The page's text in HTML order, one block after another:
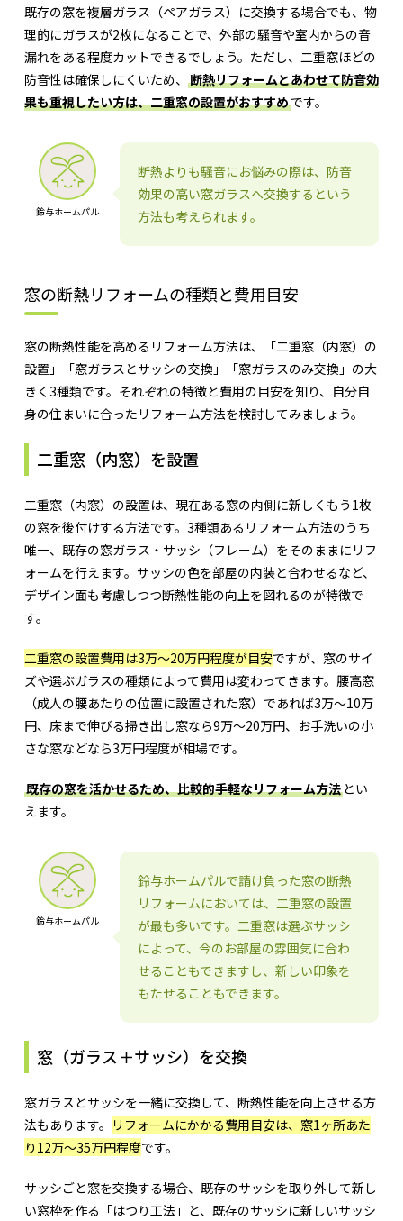
既存の窓を複層ガラス（ペアガラス）に交換する場合でも、物
理的にガラスが2枚になることで、外部の騒音や室内からの音
漏れをある程度カットできるでしょう。ただし、二重窓ほどの
防音性は確保しにくいため、 断熱リフォームとあわせて防音効
果も重視したい方は、二重窓の設置がおすすめです。
鈴与ホームパル
断熱よりも騒音にお悩みの際は、防音
効果の高い窓ガラスへ交換するという
方法も考えられます。
窓の断熱リフォームの種類と費用目安
窓の断熱性能を高めるリフォーム方法は、「二重窓（内窓）の
設置」「窓ガラスとサッシの交換」「窓ガラスのみ交換」の大
きく3種類です。それぞれの特徴と費用の目安を知り、自分自
身の住まいに合ったリフォーム方法を検討してみましょう。
二重窓（内窓）を設置
二重窓（内窓）の設置は、現在ある窓の内側に新しくもう1枚
の窓を後付けする方法です。3種類あるリフォーム方法のうち
唯一、既存の窓ガラス・サッシ（フレーム）をそのままにリフ
ォームを行えます。サッシの色を部屋の内装と合わせるなど、
デザイン面も考慮しつつ断熱性能の向上を図れるのが特徴で
す。
二重窓の設置費用は3万～20万円程度が目安ですが、窓のサイ
ズや選ぶガラスの種類によって費用は変わってきます。腰高窓
（成人の腰あたりの位置に設置された窓）であれば3万～10万
円、床まで伸びる掃き出し窓なら9万～20万円、お手洗いの小
さな窓などなら3万円程度が相場です。
既存の窓を活かせるため、比較的手軽なリフォーム方法とい
えます。
鈴与ホームパル
鈴与ホームパルで請け負った窓の断熱
リフォームにおいては、二重窓の設置
が最も多いです。二重窓は選ぶサッシ
によって、今のお部屋の雰囲気に合わ
せることもできますし、新しい印象を
もたせることもできます。
窓（ガラス＋サッシ）を交換
窓ガラスとサッシを一緒に交換して、断熱性能を向上させる方
法もあります。 リフォームにかかる費用目安は、窓1ヶ所あた
り12万〜35万円程度です。
サッシごと窓を交換する場合、既存のサッシを取り外して新し
い窓枠を作る「はつり工法」と、既存のサッシに新しいサッシ